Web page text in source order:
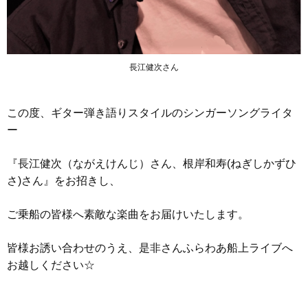
この度、ギター弾き語りスタイルのシンガーソングライタ
ー
『長江健次（ながえけんじ）さん、根岸和寿(ねぎしかずひ
さ)さん』をお招きし、
ご乗船の皆様へ素敵な楽曲をお届けいたします。
皆様お誘い合わせのうえ、是非さんふらわあ船上ライブへ
お越しください☆
長江健次さん